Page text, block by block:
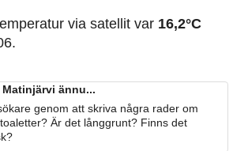
via satellit var 16,2°C
ännu...
genom att skriva några rader om
Är det långgrunt? Finns det